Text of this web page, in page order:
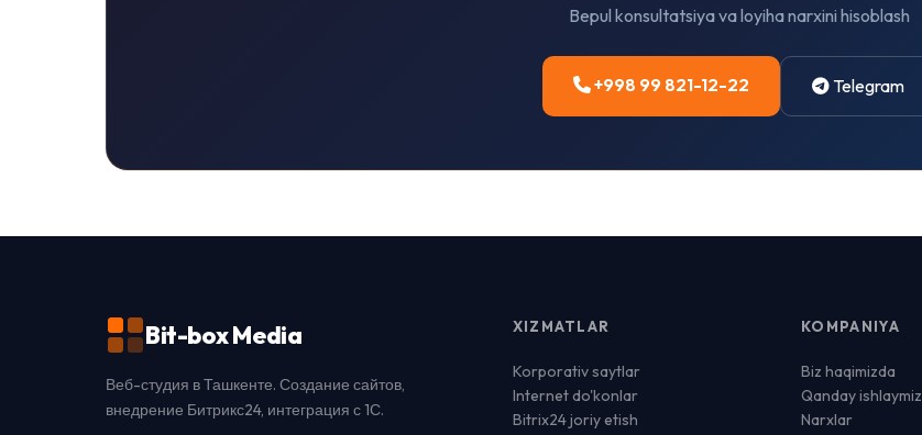
Bepul konsultatsiya va loyiha narxini hisoblash
+998 99 821-12-22 Telegram
Bit-box Media
Веб-студия в Ташкенте. Создание сайтов,
внедрение Битрикс24, интеграция с 1С.
XIZMATLAR
Korporativ saytlar
Internet do'konlar
Bitrix24 joriy etish
KOMPANIYA
Biz haqimizda
Qanday ishlaymiz
Narxlar